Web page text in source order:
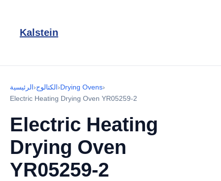
Kalstein
الرئيسية›الكتالوج›Drying Ovens›
Electric Heating Drying Oven YR05259-2
Electric Heating
Drying Oven
YR05259-2